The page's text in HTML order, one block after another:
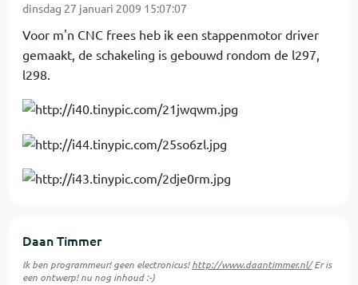
dinsdag 27 januari 2009 15:07:07
Voor m'n CNC frees heb ik een stappenmotor driver
gemaakt, de schakeling is gebouwd rondom de l297,
l298.
Daan Timmer
Ik ben programmeur! geen electronicus!http://www.daantimmer.nl/Er is
een ontwerp! nu nog inhoud :-)